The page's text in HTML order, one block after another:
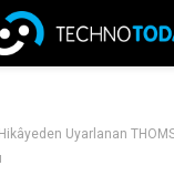
Uyarlanan